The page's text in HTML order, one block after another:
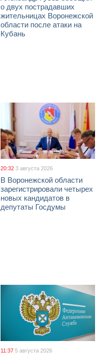
о двух пострадавших
жительницах Воронежской
области после атаки на
Кубань
20:32 3 августа 2026
В Воронежской области
зарегистрировали четырех
новых кандидатов в
депутаты Госдумы
11:37 5 августа 2026